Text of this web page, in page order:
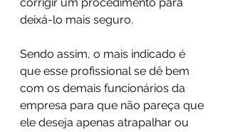
corrigir um procedimento para
deixá-lo mais seguro.
Sendo assim, o mais indicado é
que esse profissional se dê bem
com os demais funcionários da
empresa para que não pareça que
ele deseja apenas atrapalhar ou